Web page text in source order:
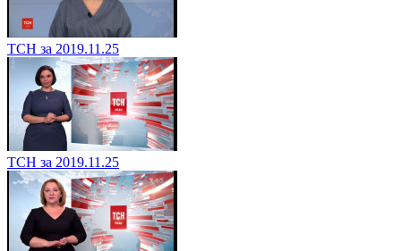
ТСН за 2019.11.25
ТСН за 2019.11.25